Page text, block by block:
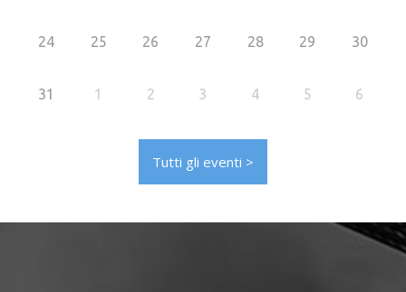
24 25 26 27 28 29 30
31 1 2 3 4 5 6
Tutti gli eventi >